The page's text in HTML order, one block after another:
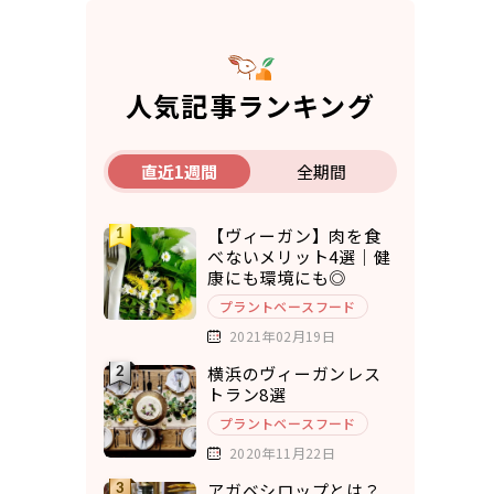
人気記事ランキング
直近1週間 全期間
【ヴィーガン】肉を食
べないメリット4選｜健
康にも環境にも◎
プラントベースフード
2021年02月19日
横浜のヴィーガンレス
トラン8選
プラントベースフード
2020年11月22日